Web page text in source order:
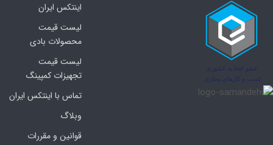
اینتکس ایران
لیست قیمت
محصولات بادی
لیست قیمت
تجهیزات کمپینگ
تماس با اینتکس ایران
وبلاگ
قوانین و مقررات